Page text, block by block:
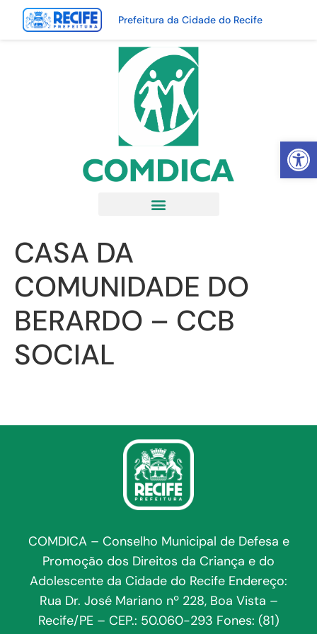
Abrir
Prefeitura da Cidade do Recife
CASA DA
COMUNIDADE DO
BERARDO – CCB
SOCIAL
COMDICA – Conselho Municipal de Defesa e
Promoção dos Direitos da Criança e do
Adolescente da Cidade do Recife Endereço:
Rua Dr. José Mariano nº 228, Boa Vista –
Recife/PE – CEP.: 50.060-293 Fones: (81)